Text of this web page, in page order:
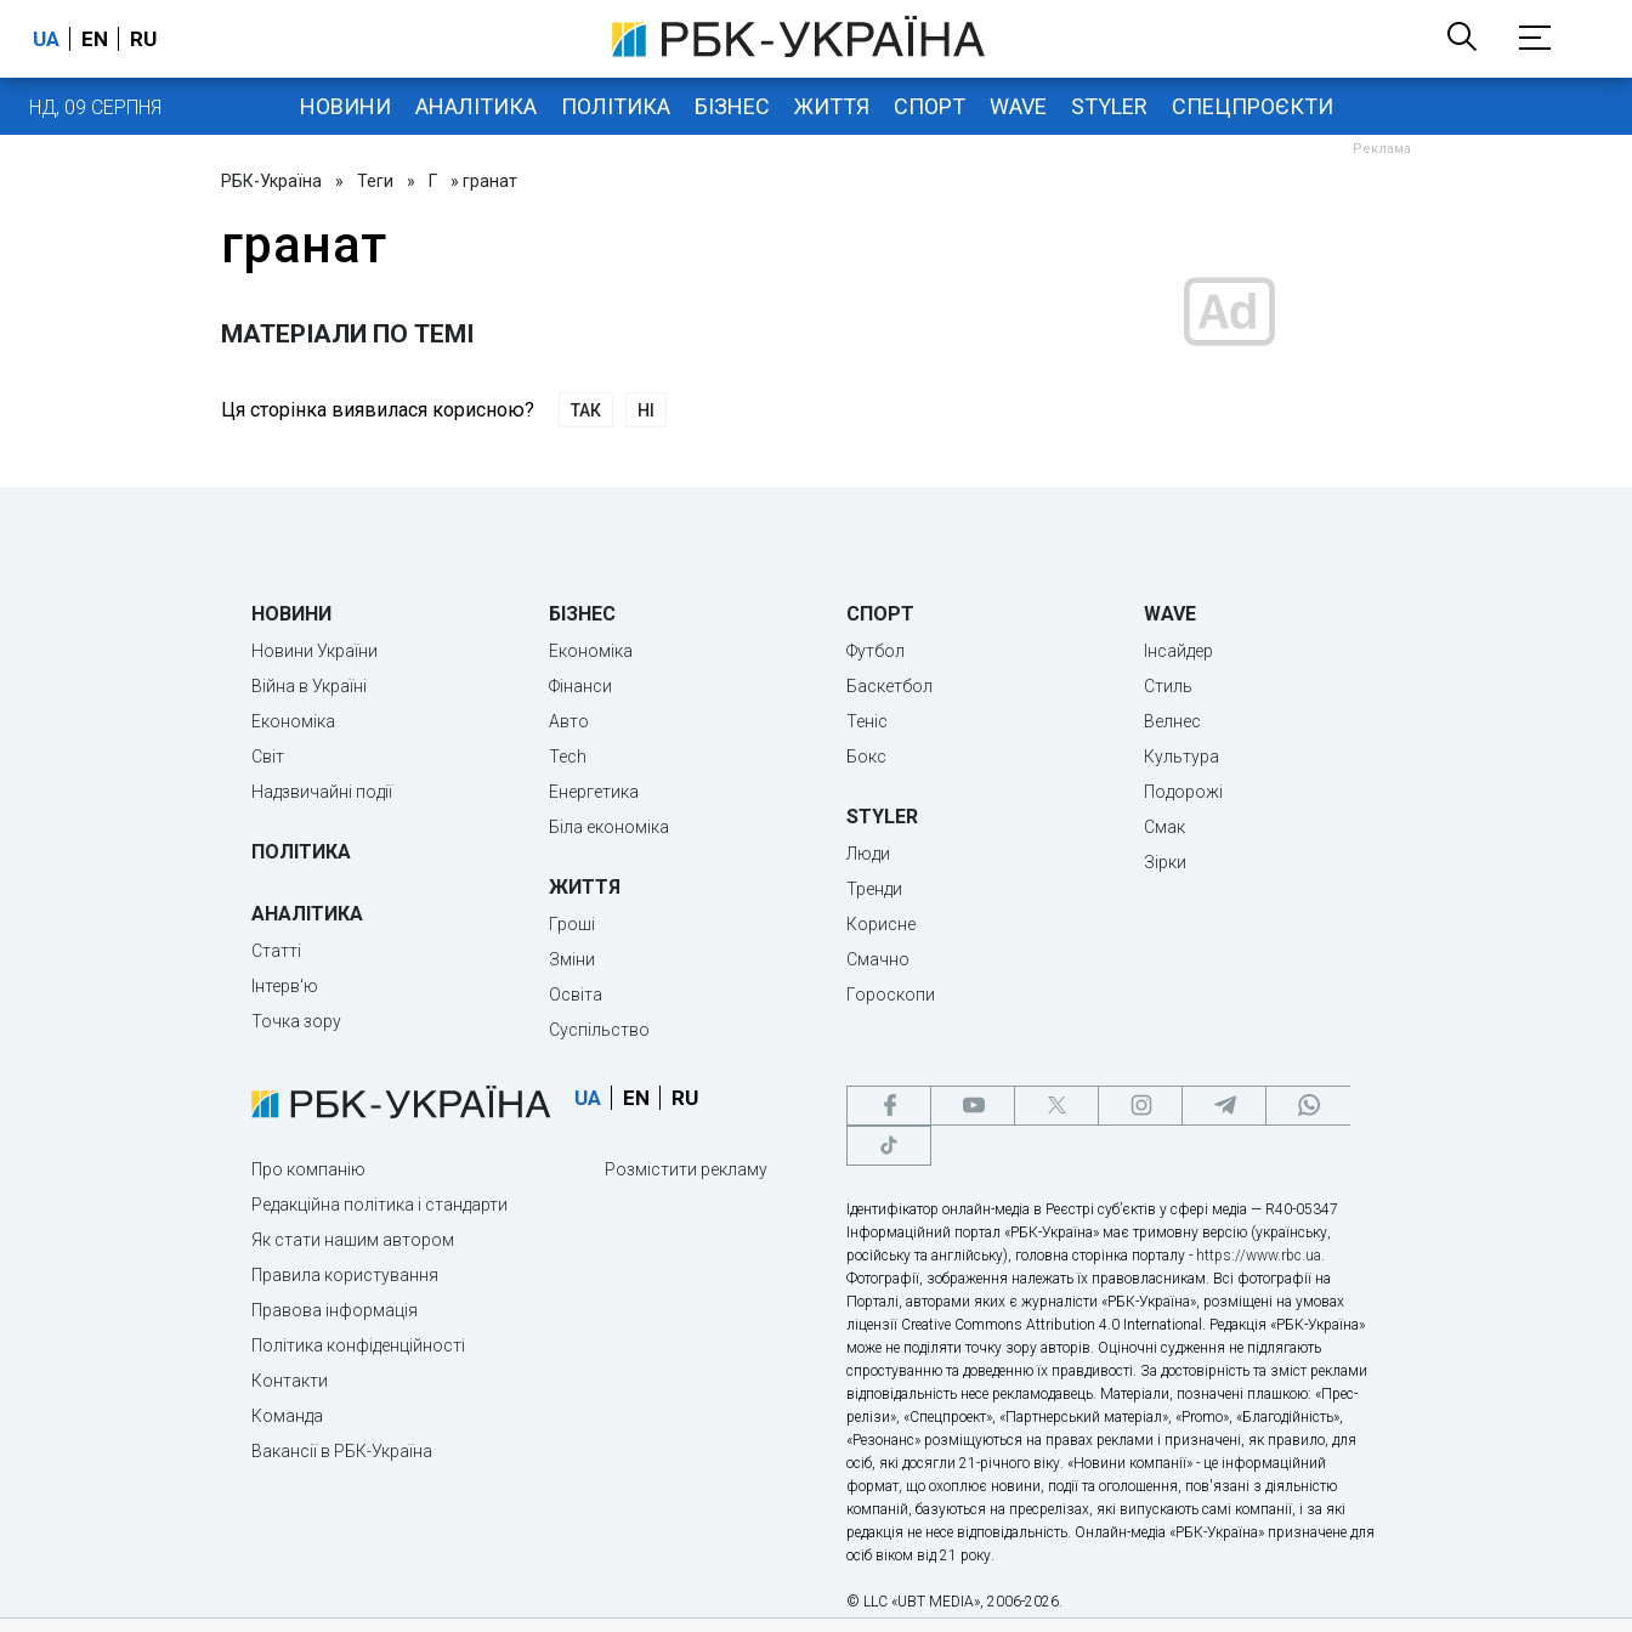
UA EN RU
НД, 09 СЕРПНЯ НОВИНИ АНАЛІТИКА ПОЛІТИКА БІЗНЕС ЖИТТЯ СПОРТ WAVE STYLER СПЕЦПРОЄКТИ
РБК-Україна » Теги » Г » гранат
гранат
МАТЕРІАЛИ ПО ТЕМІ
Ця сторінка виявилася корисною? ТАК НІ
НОВИНИ
Новини України
Війна в Україні
Економіка
Світ
Надзвичайні події
ПОЛІТИКА
АНАЛІТИКА
Статті
Інтерв'ю
Точка зору
БІЗНЕС
Економіка
Фінанси
Авто
Tech
Енергетика
Біла економіка
ЖИТТЯ
Гроші
Зміни
Освіта
Суспільство
СПОРТ
Футбол
Баскетбол
Теніс
Бокс
STYLER
Люди
Тренди
Корисне
Смачно
Гороскопи
WAVE
Інсайдер
Стиль
Велнес
Культура
Подорожі
Смак
Зірки
UA EN RU
Про компанію
Редакційна політика і стандарти
Як стати нашим автором
Правила користування
Правова інформація
Політика конфіденційності
Контакти
Команда
Вакансії в РБК-Україна
Розмістити рекламу
Ідентифікатор онлайн-медіа в Реєстрі суб’єктів у сфері медіа — R40-05347
Інформаційний портал «РБК-Україна» має тримовну версію (українську,
російську та англійську), головна сторінка порталу - https://www.rbc.ua.
Фотографії, зображення належать їх правовласникам. Всі фотографії на
Порталі, авторами яких є журналісти «РБК-Україна», розміщені на умовах
ліцензії Creative Commons Attribution 4.0 International. Редакція «РБК-Україна»
може не поділяти точку зору авторів. Оціночні судження не підлягають
спростуванню та доведенню їх правдивості. За достовірність та зміст реклами
відповідальність несе рекламодавець. Матеріали, позначені плашкою: «Прес-
релізи», «Спецпроект», «Партнерський матеріал», «Promo», «Благодійність»,
«Резонанс» розміщуються на правах реклами і призначені, як правило, для
осіб, які досягли 21-річного віку. «Новини компанії» - це інформаційний
формат, що охоплює новини, події та оголошення, пов'язані з діяльністю
компаній, базуються на пресрелізах, які випускають самі компанії, і за які
редакція не несе відповідальність. Онлайн-медіа «РБК-Україна» призначене для
осіб віком від 21 року.
© LLC «UBT MEDIA», 2006-2026.